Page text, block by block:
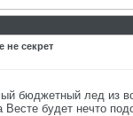
не секрет
бюджетный лед из
будет нечто